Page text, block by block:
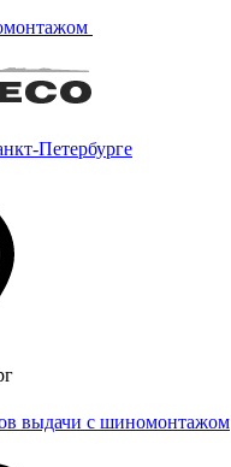
Петербурге
выдачи с шиномонтажом